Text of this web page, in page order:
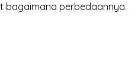
bagaimana perbedaannya.